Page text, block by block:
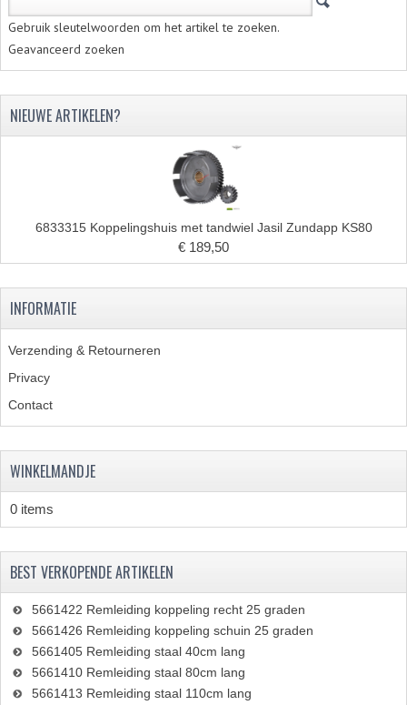
Gebruik sleutelwoorden om het artikel te zoeken.
Geavanceerd zoeken
NIEUWE ARTIKELEN?
6833315 Koppelingshuis met tandwiel Jasil Zundapp KS80
€ 189,50
INFORMATIE
Verzending & Retourneren
Privacy
Contact
WINKELMANDJE
0 items
BEST VERKOPENDE ARTIKELEN
5661422 Remleiding koppeling recht 25 graden
5661426 Remleiding koppeling schuin 25 graden
5661405 Remleiding staal 40cm lang
5661410 Remleiding staal 80cm lang
5661413 Remleiding staal 110cm lang